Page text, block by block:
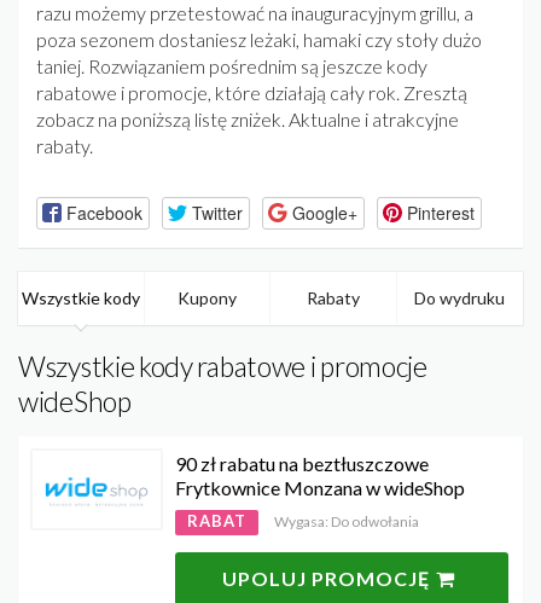
razu możemy przetestować na inauguracyjnym grillu, a
poza sezonem dostaniesz leżaki, hamaki czy stoły dużo
taniej. Rozwiązaniem pośrednim są jeszcze kody
rabatowe i promocje, które działają cały rok. Zresztą
zobacz na poniższą listę zniżek. Aktualne i atrakcyjne
rabaty.
Facebook Twitter Google+ Pinterest
Wszystkie kody Kupony Rabaty Do wydruku
Wszystkie kody rabatowe i promocje
wideShop
90 zł rabatu na beztłuszczowe
Frytkownice Monzana w wideShop
RABAT Wygasa: Do odwołania
UPOLUJ PROMOCJĘ